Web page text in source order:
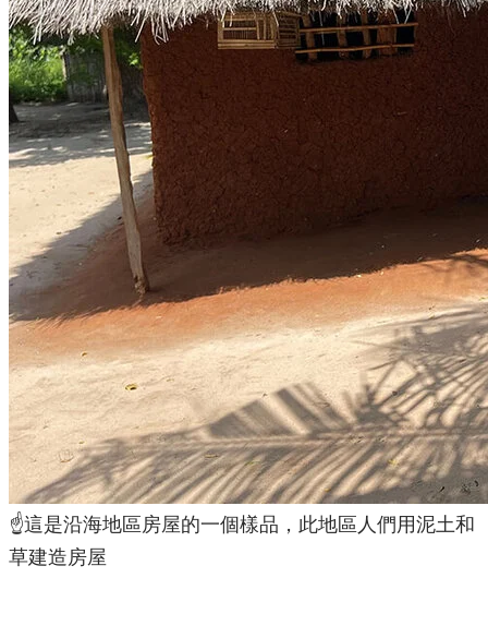
☝️這是沿海地區房屋的一個樣品，此地區人們用泥土和
草建造房屋